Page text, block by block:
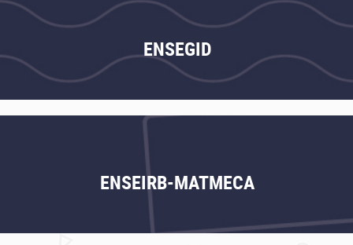
ENSEGID
ENSEIRB-MATMECA